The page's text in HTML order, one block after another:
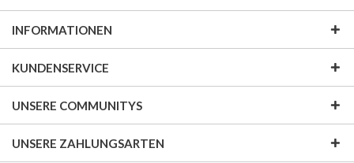
INFORMATIONEN
KUNDENSERVICE
UNSERE COMMUNITYS
UNSERE ZAHLUNGSARTEN